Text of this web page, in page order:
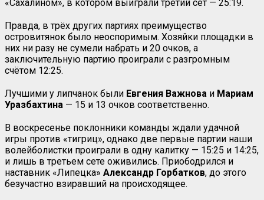
«Сахалином», в котором выиграли третий сет — 25:19.
Правда, в трёх других партиях преимущество
островитянок было неоспоримым. Хозяйки площадки в
них ни разу не сумели набрать и 20 очков, а
заключительную партию проиграли с разгромным
счётом 12:25.
Лучшими у липчанок были Евгения Важнова и Мариам
Уразбахтина — 15 и 13 очков соответственно.
В воскресенье поклонники команды ждали удачной
игры против «тигриц», однако две первые партии наши
волейболистки проиграли в одну калитку — 15:25 и 14:25,
и лишь в третьем сете оживились. Приободрился и
наставник «Липецка» Александр Горбатков, до этого
безучастно взиравший на происходящее.